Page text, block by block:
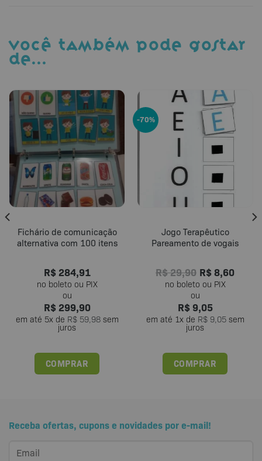
VOCÊ TAMBÉM PODE GOSTAR
DE…
Fichário de comunicação
alternativa com 100 itens
R$284,91
R$299,90
em até 5x de R$59,98sem
juros
COMPRAR
Este
variantes.
-70%
Jogo Terapêutico
Pareamento de vogais
R$29,90 R$8,60
R$9,05
em até 1x de R$9,05sem
juros
COMPRAR
Receba ofertas, cupons e novidades por e-mail!